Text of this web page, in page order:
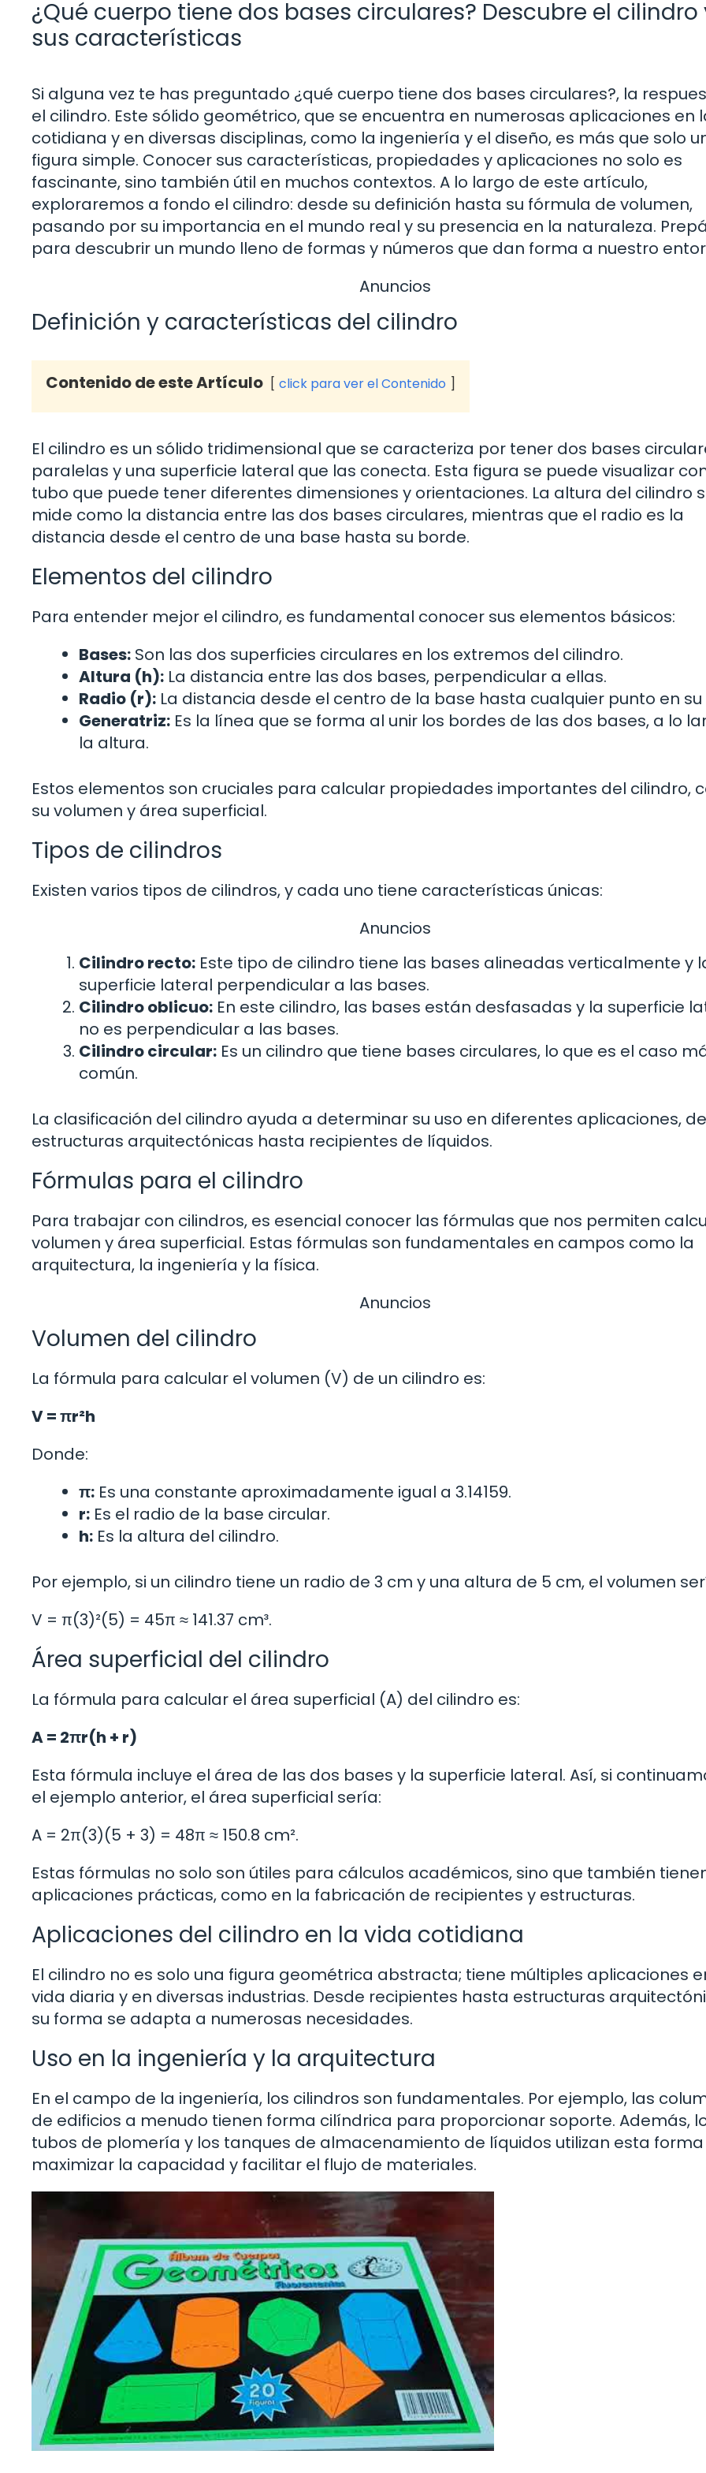
¿Qué cuerpo tiene dos bases circulares? Descubre el cilindro
sus características
Si alguna vez te has preguntado ¿qué cuerpo tiene dos bases circulares?, la
el cilindro. Este sólido geométrico, que se encuentra en numerosas aplicaciones en
cotidiana y en diversas disciplinas, como la ingeniería y el diseño, es más que solo
figura simple. Conocer sus características, propiedades y aplicaciones no solo es
fascinante, sino también útil en muchos contextos. A lo largo de este artículo,
exploraremos a fondo el cilindro: desde su definición hasta su fórmula de volumen,
pasando por su importancia en el mundo real y su presencia en la naturaleza.
para descubrir un mundo lleno de formas y números que dan forma a nuestro
Anuncios
Definición y características del cilindro
Contenido de este Artículo click para ver el Contenido
El cilindro es un sólido tridimensional que se caracteriza por tener dos bases
paralelas y una superficie lateral que las conecta. Esta figura se puede visualizar
tubo que puede tener diferentes dimensiones y orientaciones. La altura del cilindro
mide como la distancia entre las dos bases circulares, mientras que el radio es la
distancia desde el centro de una base hasta su borde.
Elementos del cilindro
Para entender mejor el cilindro, es fundamental conocer sus elementos básicos:
Bases: Son las dos superficies circulares en los extremos del cilindro.
Altura (h): La distancia entre las dos bases, perpendicular a ellas.
Radio (r): La distancia desde el centro de la base hasta cualquier punto en
Generatriz: Es la línea que se forma al unir los bordes de las dos bases, a lo
la altura.
Estos elementos son cruciales para calcular propiedades importantes del cilindro,
su volumen y área superficial.
Tipos de cilindros
Existen varios tipos de cilindros, y cada uno tiene características únicas:
Anuncios
Cilindro recto: Este tipo de cilindro tiene las bases alineadas verticalmente y
superficie lateral perpendicular a las bases.
Cilindro oblicuo: En este cilindro, las bases están desfasadas y la superficie
no es perpendicular a las bases.
Cilindro circular: Es un cilindro que tiene bases circulares, lo que es el caso
común.
La clasificación del cilindro ayuda a determinar su uso en diferentes aplicaciones,
estructuras arquitectónicas hasta recipientes de líquidos.
Fórmulas para el cilindro
Para trabajar con cilindros, es esencial conocer las fórmulas que nos permiten
volumen y área superficial. Estas fórmulas son fundamentales en campos como la
arquitectura, la ingeniería y la física.
Anuncios
Volumen del cilindro
La fórmula para calcular el volumen (V) de un cilindro es:
V = πr²h
Donde:
π: Es una constante aproximadamente igual a 3.14159.
r: Es el radio de la base circular.
h: Es la altura del cilindro.
Por ejemplo, si un cilindro tiene un radio de 3 cm y una altura de 5 cm, el volumen
V = π(3)²(5) = 45π ≈ 141.37 cm³.
Área superficial del cilindro
La fórmula para calcular el área superficial (A) del cilindro es:
A = 2πr(h + r)
Esta fórmula incluye el área de las dos bases y la superficie lateral. Así, si
el ejemplo anterior, el área superficial sería:
A = 2π(3)(5 + 3) = 48π ≈ 150.8 cm².
Estas fórmulas no solo son útiles para cálculos académicos, sino que también
aplicaciones prácticas, como en la fabricación de recipientes y estructuras.
Aplicaciones del cilindro en la vida cotidiana
El cilindro no es solo una figura geométrica abstracta; tiene múltiples aplicaciones
vida diaria y en diversas industrias. Desde recipientes hasta estructuras
su forma se adapta a numerosas necesidades.
Uso en la ingeniería y la arquitectura
En el campo de la ingeniería, los cilindros son fundamentales. Por ejemplo, las
de edificios a menudo tienen forma cilíndrica para proporcionar soporte. Además,
tubos de plomería y los tanques de almacenamiento de líquidos utilizan esta
maximizar la capacidad y facilitar el flujo de materiales.